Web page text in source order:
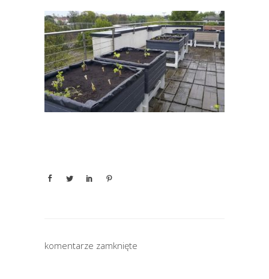
komentarze zamknięte